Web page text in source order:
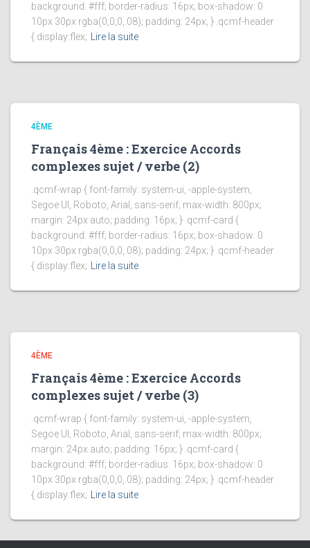
background: #fff; border-radius: 16px; box-shadow: 0
10px 30px rgba(0,0,0,.08); padding: 24px; } .qcmf-header
{ display:flex; Lire la suite
4ÈME
Français 4ème : Exercice Accords
complexes sujet / verbe (2)
.qcmf-wrap { font-family: system-ui, -apple-system,
Segoe UI, Roboto, Arial, sans-serif; max-width: 800px;
margin: 24px auto; padding: 16px; } .qcmf-card {
background: #fff; border-radius: 16px; box-shadow: 0
10px 30px rgba(0,0,0,.08); padding: 24px; } .qcmf-header
{ display:flex; Lire la suite
4ÈME
Français 4ème : Exercice Accords
complexes sujet / verbe (3)
.qcmf-wrap { font-family: system-ui, -apple-system,
Segoe UI, Roboto, Arial, sans-serif; max-width: 800px;
margin: 24px auto; padding: 16px; } .qcmf-card {
background: #fff; border-radius: 16px; box-shadow: 0
10px 30px rgba(0,0,0,.08); padding: 24px; } .qcmf-header
{ display:flex; Lire la suite